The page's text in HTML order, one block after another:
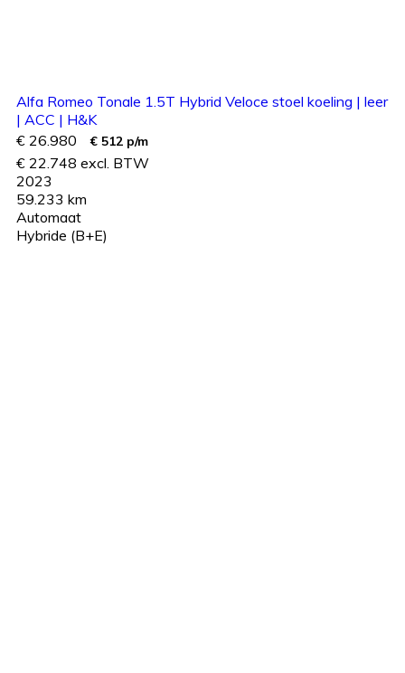
Alfa Romeo Tonale 1.5T Hybrid Veloce stoel koeling | leer
| ACC | H&K
€ 26.980
€ 512 p/m
€ 22.748 excl. BTW
2023
59.233 km
Automaat
Hybride (B+E)